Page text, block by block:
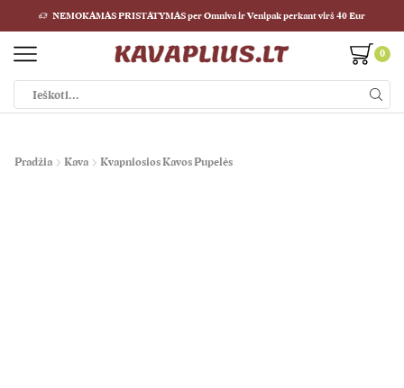
NEMOKAMAS PRISTATYMAS per Omniva ir Venipak perkant virš 40 Eur
0
Pradžia Kava Kvapniosios Kavos Pupelės